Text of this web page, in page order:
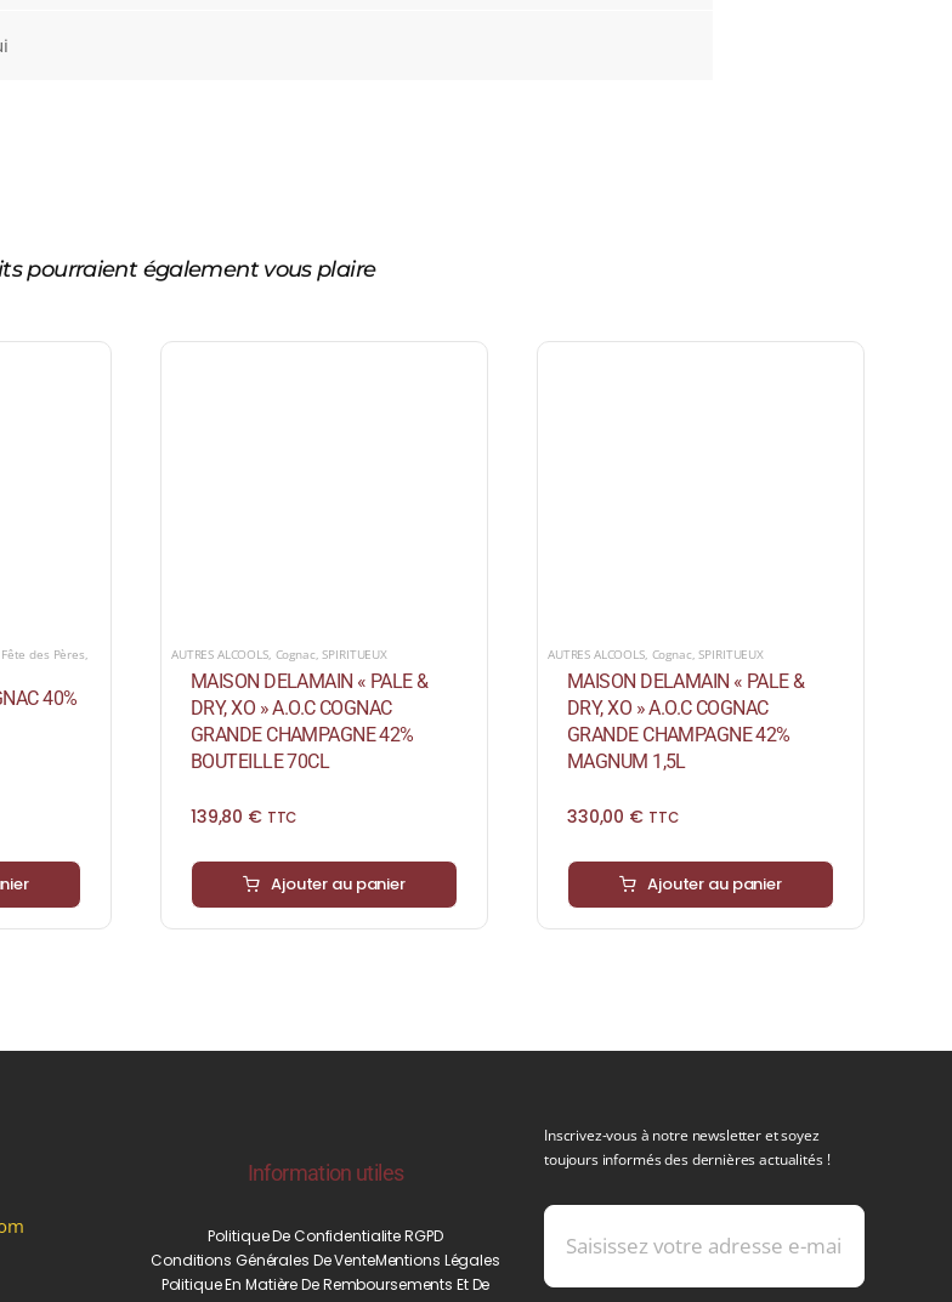
pourraient également vous plaire
des Pères
40%
AUTRES ALCOOLS, Cognac ,SPIRITUEUX
MAISON DELAMAIN « PALE &
DRY, XO » A.O.C COGNAC
GRANDE CHAMPAGNE 42%
BOUTEILLE 70CL
139,80 € TTC
Ajouter au panier
AUTRES ALCOOLS, Cognac ,SPIRITUEUX
MAISON DELAMAIN « PALE &
DRY, XO » A.O.C COGNAC
GRANDE CHAMPAGNE 42%
MAGNUM 1,5L
330,00 € TTC
Ajouter au panier
Information utiles
Politique De Confidentialite RGPD
Conditions Générales De VenteMentions Légales
Politique En Matière De Remboursements Et De
Inscrivez-vous à notre newsletter et soyez
toujours informés des dernières actualités !